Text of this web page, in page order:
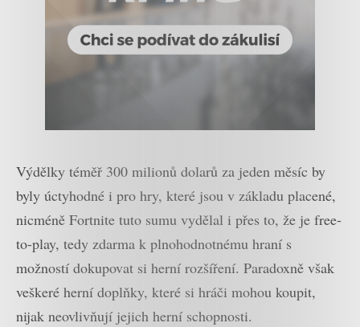
Výdělky téměř 300 milionů dolarů za jeden měsíc by
byly úctyhodné i pro hry, které jsou v základu placené,
nicméně Fortnite tuto sumu vydělal i přes to, že je free-
to-play, tedy zdarma k plnohodnotnému hraní s
možností dokupovat si herní rozšíření. Paradoxně však
veškeré herní doplňky, které si hráči mohou koupit,
nijak neovlivňují jejich herní schopnosti.